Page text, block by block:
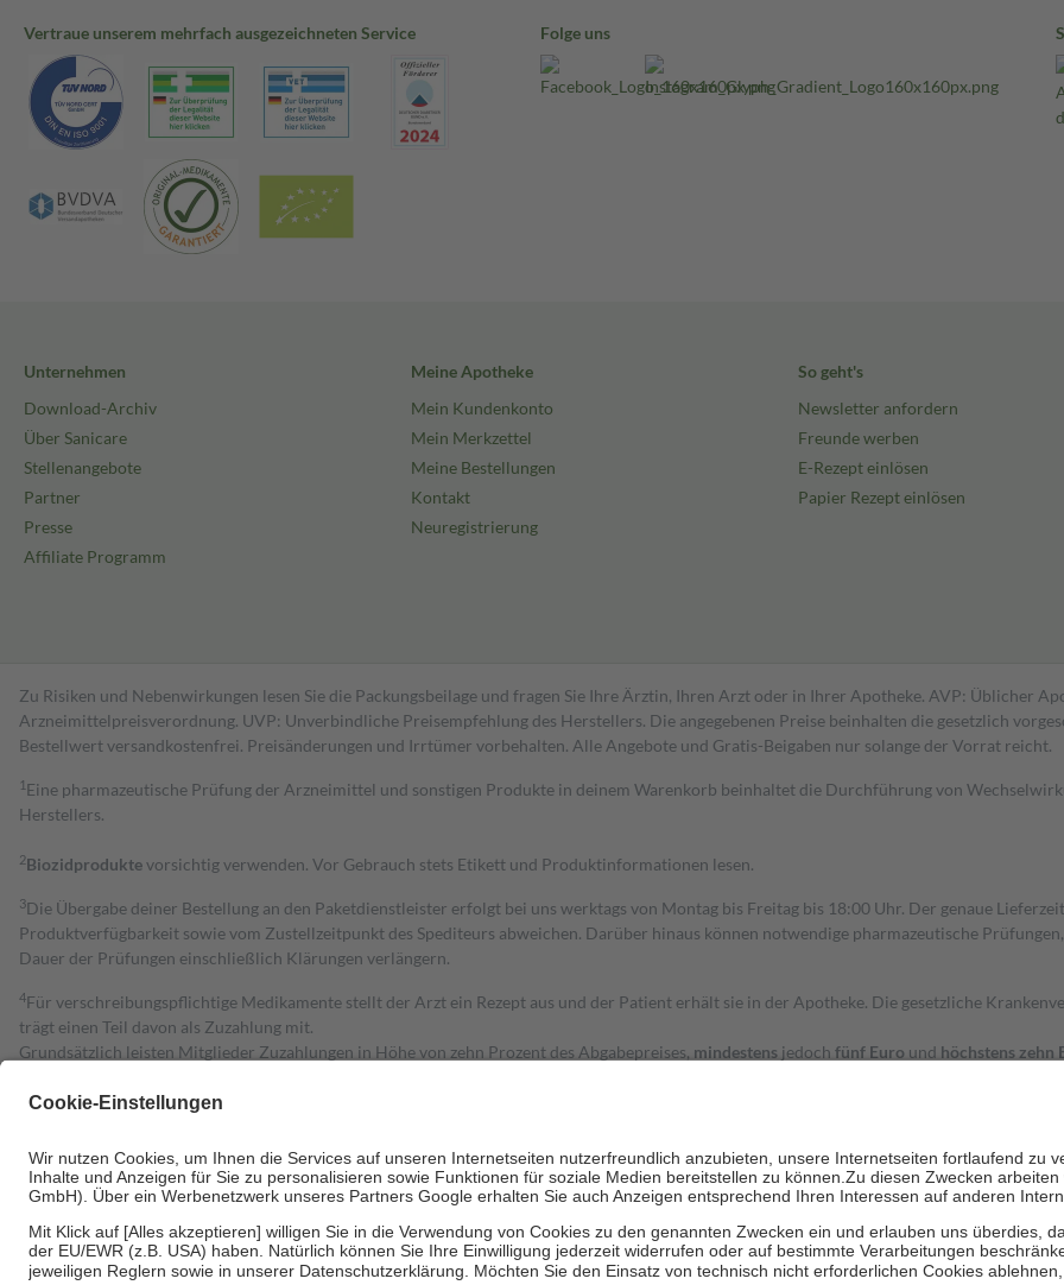
Vertraue unserem mehrfach ausgezeichneten Service Folge uns
Unternehmen
Download-Archiv
Über Sanicare
Stellenangebote
Partner
Presse
Affiliate Programm
Meine Apotheke
Mein Kundenkonto
Mein Merkzettel
Meine Bestellungen
Kontakt
Neuregistrierung
So geht's
Newsletter anfordern
Freunde werben
E-Rezept einlösen
Papier Rezept einlösen
Zu Risiken und Nebenwirkungen lesen Sie die Packungsbeilage und fragen Sie Ihre Ärztin, Ihren Arzt oder in Ihrer Apotheke. AVP: Üblicher
Arzneimittelpreisverordnung. UVP: Unverbindliche Preisempfehlung des Herstellers. Die angegebenen Preise beinhalten die gesetzlich
Bestell­wert versand­kosten­frei. Preisänderungen und Irrtümer vorbehalten. Alle Angebote und Gratis-Beigaben nur solange der Vorrat reicht.
1 Eine pharmazeutische Prüfung der Arzneimittel und sonstigen Produkte in deinem Warenkorb beinhaltet die Durchführung von
Herstellers.
2Biozidproduktevorsichtig verwenden. Vor Gebrauch stets Etikett und Produktinformationen lesen.
3Die Übergabe deiner Bestellung an den Paketdienstleister erfolgt bei uns werktags von Montag bis Freitag bis 18:00 Uhr. Der genaue
Produktverfügbarkeit sowie vom Zustellzeitpunkt des Spediteurs abweichen. Darüber hinaus können notwendige pharmazeutische
Dauer der Prüfungen einschließlich Klärungen verlängern.
4Für verschreibungspflichtige Medikamente stellt der Arzt ein Rezept aus und der Patient erhält sie in der Apotheke. Die gesetzliche
trägt einen Teil davon als Zuzahlung mit.
Grundsätzlich leisten Mitglieder Zuzahlungen in Höhe von zehn Prozent des Abgabepreises, mindestens jedoch fünf Euro und höchstens zehn
Diese Regeln gelten grundsätzlich auch für Online-Apotheken.
Um das Engagement der Versicherten für ihre eigene Gesundheit zu stärken und die besondere Stellung der Familie zu unterstützen, fallen
• Kindern und Jugendlichen bis zum vollendeten 18. Lebensjahr mit Ausnahme der Fahrkosten
• Untersuchungen zur Vorsorge und Früherkennung, die von der GKV getragen werden
• empfohlenen Schutzimpfungen
• Harn- und Blutteststreifen